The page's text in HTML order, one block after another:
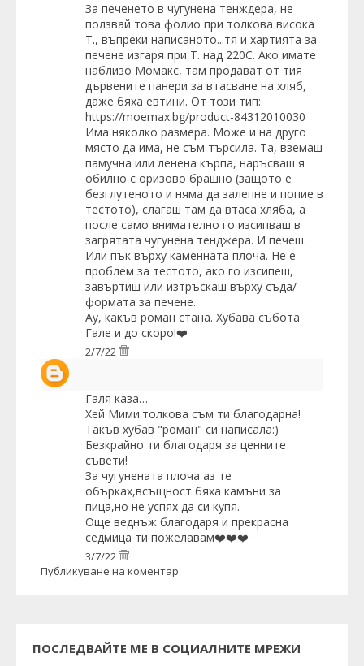
За печенето в чугунена тенждера, не
ползвай това фолио при толкова висока
Т., въпреки написаното...тя и хартията за
печене изгаря при Т. над 220С. Ако имате
наблизо Момакс, там продават от тия
дървените панери за втасване на хляб,
даже бяха евтини. От този тип:
https://moemax.bg/product-84312010030
Има няколко размера. Може и на друго
място да има, не съм търсила. Та, вземаш
памучна или ленена кърпа, наръсваш я
обилно с оризово брашно (защото е
безглутеното и няма да залепне и попие в
тестото), слагаш там да втаса хляба, а
после само внимателно го изсипваш в
загрятата чугунена тенджера. И печеш.
Или пък върху каменната плоча. Не е
проблем за тестото, ако го изсипеш,
завъртиш или изтръскаш върху съда/
формата за печене.
Ау, какъв роман стана. Хубава събота
Гале и до скоро!❤️
2/7/22
Галя каза…
Хей Мими.толкова съм ти благодарна!
Такъв хубав "роман" си написала:)
Безкрайно ти благодаря за ценните
съвети!
За чугунената плоча аз те
обърках,всъщност бяха камъни за
пица,но не успях да си купя.
Още веднъж благодаря и прекрасна
седмица ти пожелавам❤️❤️❤️
3/7/22
Публикуване на коментар
ПОСЛЕДВАЙТЕ МЕ В СОЦИАЛНИТЕ МРЕЖИ